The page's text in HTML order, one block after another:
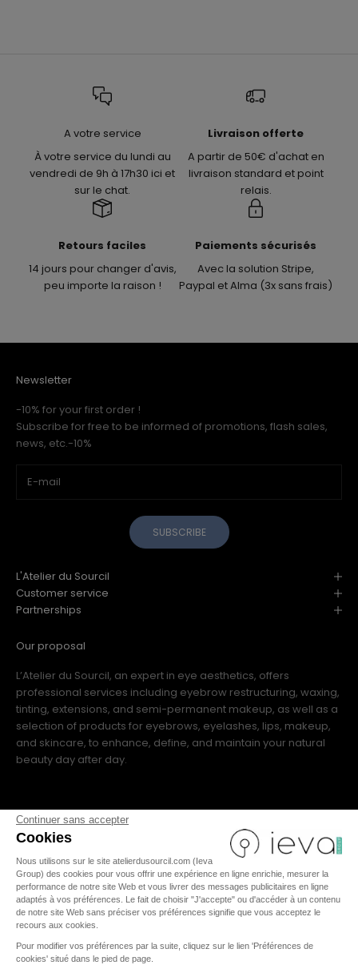
Continuer sans accepter
Cookies
Nous utilisons sur le site atelierdusourcil.com (Ieva
Group) des cookies pour vous offrir une expérience en ligne enrichie, mesurer la
performance de notre site Web et vous livrer des messages publicitaires en ligne
adaptés à vos préférences. Le fait de choisir "J'accepte" ou d'accéder à un contenu
de notre site Web sans préciser vos préférences signifie que vous acceptez le
recours aux cookies.
Pour modifier vos préférences par la suite, cliquez sur le lien 'Préférences de
cookies' situé dans le pied de page.
A votre service
À votre service du lundi au
vendredi de 9h à 17h30 ici et
sur le chat.
Livraison offerte
A partir de 50€ d'achat en
livraison standard et point
relais.
Retours faciles
14 jours pour changer d'avis,
peu importe la raison !
Paiements sécurisés
Avec la solution Stripe,
Paypal et Alma (3x sans frais)
Newsletter
-10% for your first order !
Subscribe for free to be informed of promotions, flash sales,
news, etc.-10%
SUBSCRIBE
L'Atelier du Sourcil
Customer service
Partnerships
Our proposal
L’Atelier du Sourcil, an expert in eye aesthetics, offers
professional services including eyebrow restructuring, waxing,
tinting, extensions, and semi-permanent makeup, as well as a
selection of products for eyebrows, eyelashes, lips, makeup,
and skincare, to enhance, define, and maintain your natural
beauty day after day.
FR|IT|US|ES|EN
TERMS AND CONDITIONS
LEGAL NOTICES